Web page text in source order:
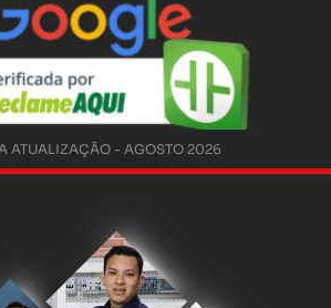
ATUALIZAÇÃO - AGOSTO 2026